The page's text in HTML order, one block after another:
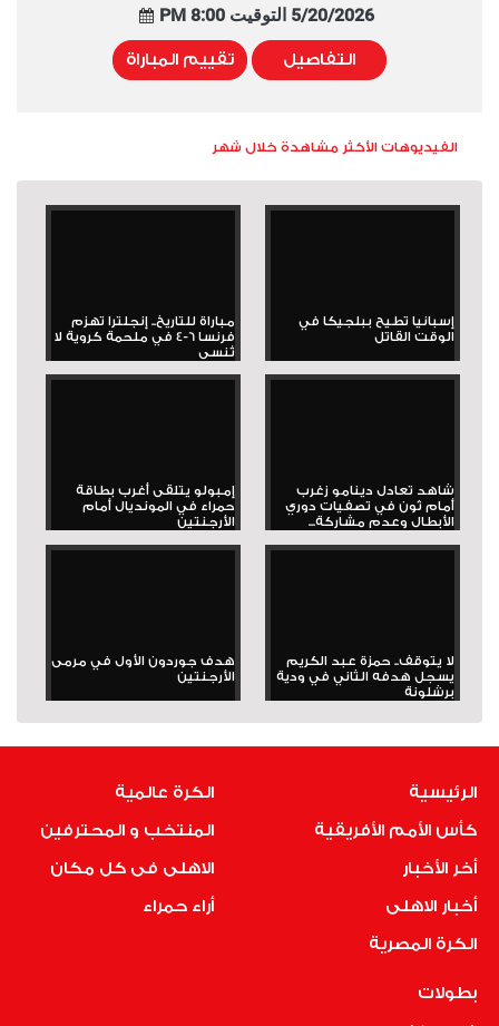
5/20/2026 التوقيت 8:00 PM
التفاصيل تقييم المباراة
الفيديوهات الأكثر مشاهدة خلال شهر
إسبانيا تطيح ببلجيكا في
الوقت القاتل
مباراة للتاريخ.. إنجلترا تهزم
فرنسا 6-4 في ملحمة كروية لا
تُنسى
شاهد تعادل دينامو زغرب
أمام ثون في تصفيات دوري
الأبطال وعدم مشاركة...
إمبولو يتلقى أغرب بطاقة
حمراء في المونديال أمام
الأرجنتين
لا يتوقف.. حمزة عبد الكريم
يسجل هدفه الثاني في ودية
برشلونة
هدف جوردون الأول في مرمى
الأرجنتين
الرئيسية
كأس الأمم الأفريقية
أخر الأخبار
أخبار الاهلى
الكرة المصرية
الكرة عالمية
المنتخب و المحترفين
الاهلى فى كل مكان
أراء حمراء
بطولات